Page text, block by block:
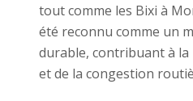
tout comme les Bixi à
été reconnu comme un
durable, contribuant à
et de la congestion